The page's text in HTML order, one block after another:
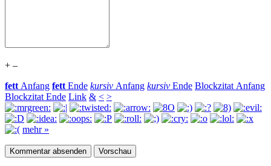
+ –
fett Anfang fett Ende kursiv Anfang kursiv Ende Blockzitat Anfang
Blockzitat Ende Link & < >
mehr »